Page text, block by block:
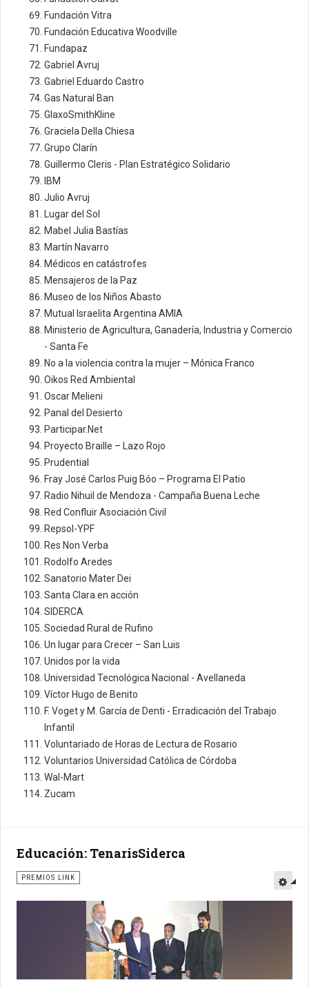
Fundación Vitra
Fundación Educativa Woodville
Fundapaz
Gabriel Avruj
Gabriel Eduardo Castro
Gas Natural Ban
GlaxoSmithKline
Graciela Della Chiesa
Grupo Clarín
Guillermo Cleris - Plan Estratégico Solidario
IBM
Julio Avruj
Lugar del Sol
Mabel Julia Bastías
Martín Navarro
Médicos en catástrofes
Mensajeros de la Paz
Museo de los Niños Abasto
Mutual Israelita Argentina AMIA
Ministerio de Agricultura, Ganadería, Industria y Comercio
- Santa Fe
No a la violencia contra la mujer – Mónica Franco
Oikos Red Ambiental
Oscar Melieni
Panal del Desierto
Participar.Net
Proyecto Braille – Lazo Rojo
Prudential
Fray José Carlos Puig Bóo – Programa El Patio
Radio Nihuil de Mendoza - Campaña Buena Leche
Red Confluir Asociación Civil
Repsol-YPF
Res Non Verba
Rodolfo Aredes
Sanatorio Mater Dei
Santa Clara en acción
SIDERCA
Sociedad Rural de Rufino
Un lugar para Crecer – San Luis
Unidos por la vida
Universidad Tecnológica Nacional - Avellaneda
Víctor Hugo de Benito
F. Voget y M. García de Denti - Erradicación del Trabajo
Infantil
Voluntariado de Horas de Lectura de Rosario
Voluntarios Universidad Católica de Córdoba
Wal-Mart
Zucam
Educación: TenarisSiderca
PREMIOS LINK